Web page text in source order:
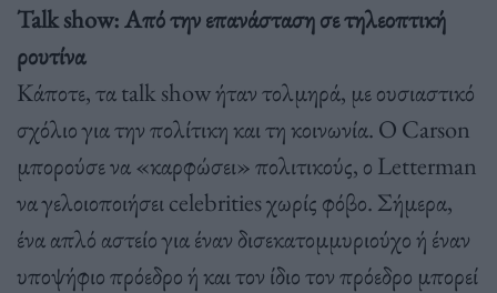
Talk show: Από την επανάσταση σε τηλεοπτική
ρουτίνα
Κάποτε, τα talk show ήταν τολμηρά, με ουσιαστικό
σχόλιο για την πολίτικη και τη κοινωνία. Ο Carson
μπορούσε να «καρφώσει» πολιτικούς, ο Letterman
να γελοιοποιήσει celebrities χωρίς φόβο. Σήμερα,
ένα απλό αστείο για έναν δισεκατομμυριούχο ή έναν
υποψήφιο πρόεδρο ή και τον ίδιο τον πρόεδρο μπορεί